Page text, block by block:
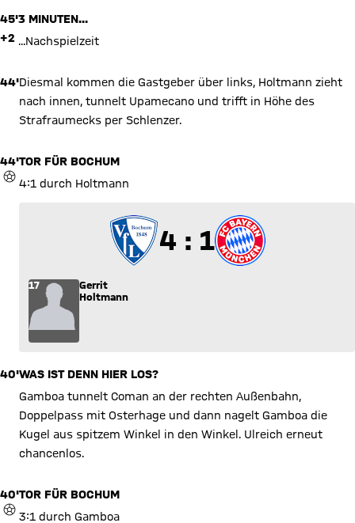
45'
+2
3 MINUTEN...
...Nachspielzeit
44'Diesmal kommen die Gastgeber über links, Holtmann zieht
nach innen, tunnelt Upamecano und trifft in Höhe des
Strafraumecks per Schlenzer.
44'
TOR
TOR FÜR BOCHUM
4:1 durch Holtmann
4 zu 1
4 : 1
17
Gerrit
Holtmann
40'WAS IST DENN HIER LOS?
Gamboa tunnelt Coman an der rechten Außenbahn,
Doppelpass mit Osterhage und dann nagelt Gamboa die
Kugel aus spitzem Winkel in den Winkel. Ulreich erneut
chancenlos.
40'
TOR
TOR FÜR BOCHUM
3:1 durch Gamboa